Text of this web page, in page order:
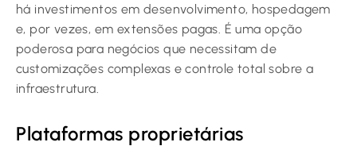
há investimentos em desenvolvimento, hospedagem
e, por vezes, em extensões pagas. É uma opção
poderosa para negócios que necessitam de
customizações complexas e controle total sobre a
infraestrutura.
Plataformas proprietárias